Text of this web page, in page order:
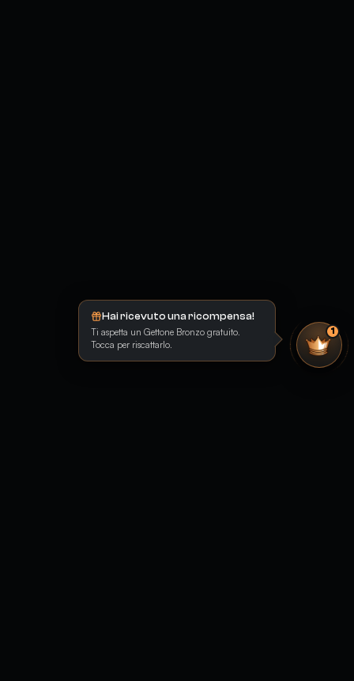
Hai ricevuto una ricompensa!
Ti aspetta un Gettone Bronzo gratuito.
Tocca per riscattarlo.
1